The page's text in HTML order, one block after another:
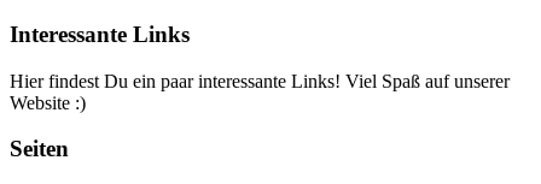
Interessante Links
Hier findest Du ein paar interessante Links! Viel Spaß auf unserer
Website :)
Seiten